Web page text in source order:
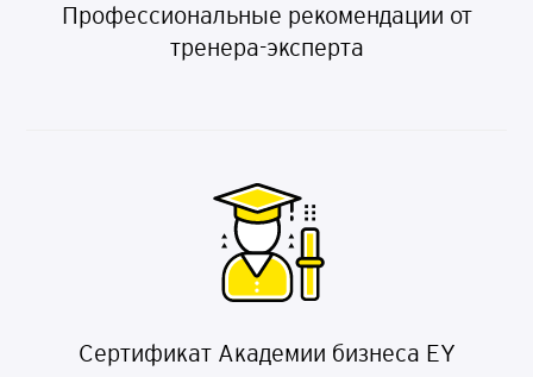
Профессиональные рекомендации от
тренера-эксперта
Сертификат Академии бизнеса EY